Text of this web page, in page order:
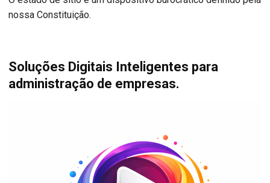
nossa Constituição.
Soluções Digitais Inteligentes para
administração de empresas.